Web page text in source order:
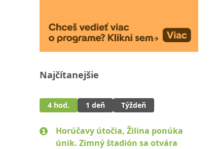
Najčítanejšie
4 hod. 1 deň Týždeň
Horúčavy útočia, Žilina ponúka
únik. Zimný štadión sa otvára